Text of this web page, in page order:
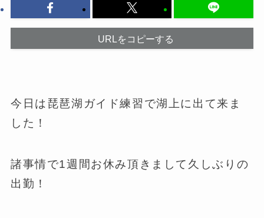
URLをコピーする
今日は琵琶湖ガイド練習で湖上に出て来ま
した！
諸事情で1週間お休み頂きまして久しぶりの
出勤！